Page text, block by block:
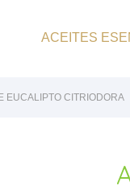
ACEITES
EUCALIPTO CITRIODORA